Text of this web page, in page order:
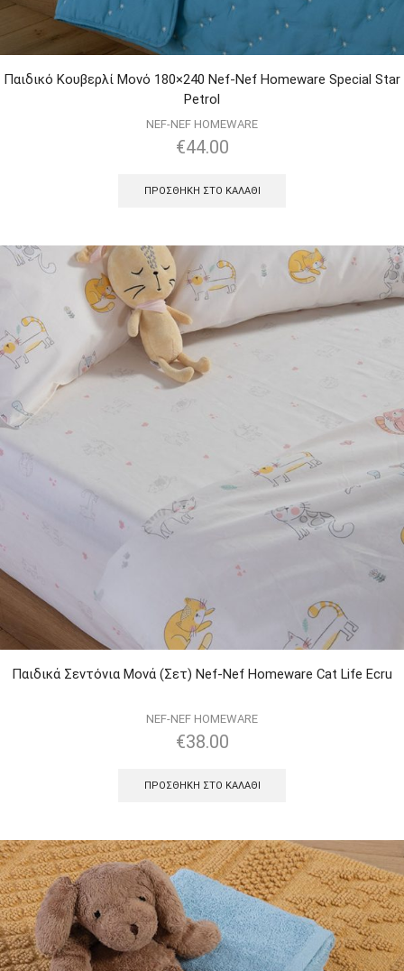
Παιδικό Κουβερλί Μονό 180×240 Nef-Nef Homeware Special Star
Petrol
NEF-NEF HOMEWARE
€44.00
ΠΡΟΣΘΉΚΗ ΣΤΟ ΚΑΛΆΘΙ
Παιδικά Σεντόνια Μονά (Σετ) Nef-Nef Homeware Cat Life Ecru
NEF-NEF HOMEWARE
€38.00
ΠΡΟΣΘΉΚΗ ΣΤΟ ΚΑΛΆΘΙ